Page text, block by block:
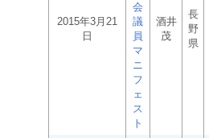
2015年3月21
日
会
議
員
マ
ニ
フ
ェ
ス
ト
酒井
茂
長
野
県